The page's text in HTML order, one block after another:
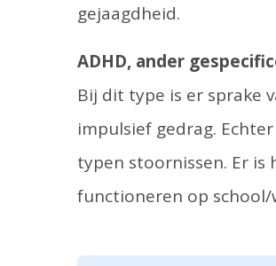
gejaagdheid.
ADHD, ander
Bij dit type is er sprake
impulsief gedrag.
typen stoornissen. Er is
functioneren op school/